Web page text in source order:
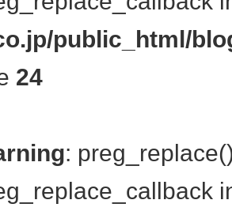
public_html/
24
: